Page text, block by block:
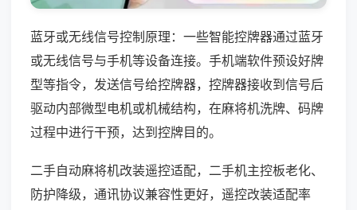
蓝牙或无线信号控制原理：一些智能控牌器通过蓝牙
或无线信号与手机等设备连接。手机端软件预设好牌
型等指令，发送信号给控牌器，控牌器接收到信号后
驱动内部微型电机或机械结构，在麻将机洗牌、码牌
过程中进行干预，达到控牌目的。
二手自动麻将机改装遥控适配，二手机主控板老化、
防护降级，通讯协议兼容性更好，遥控改装适配率